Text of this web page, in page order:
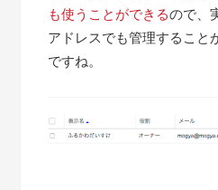
も使うことができるので、
アドレスでも管理すること
ですね。